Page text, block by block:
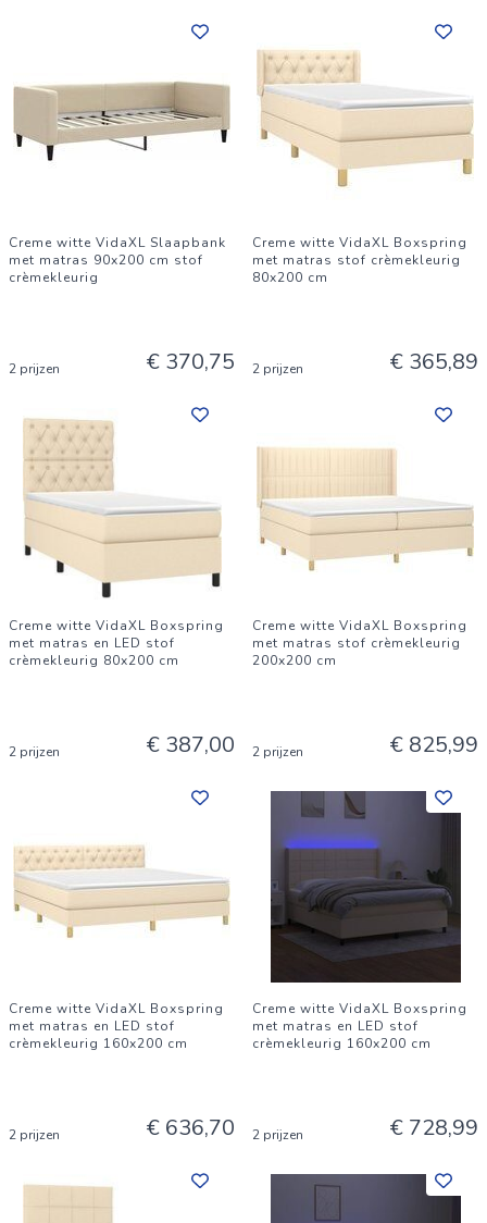
Creme witte VidaXL Slaapbank
met matras 90x200 cm stof
crèmekleurig
2 prijzen € 370,75
Creme witte VidaXL Boxspring
met matras stof crèmekleurig
80x200 cm
2 prijzen € 365,89
Creme witte VidaXL Boxspring
met matras en LED stof
crèmekleurig 80x200 cm
2 prijzen € 387,00
Creme witte VidaXL Boxspring
met matras stof crèmekleurig
200x200 cm
2 prijzen € 825,99
Creme witte VidaXL Boxspring
met matras en LED stof
crèmekleurig 160x200 cm
2 prijzen € 636,70
Creme witte VidaXL Boxspring
met matras en LED stof
crèmekleurig 160x200 cm
2 prijzen € 728,99